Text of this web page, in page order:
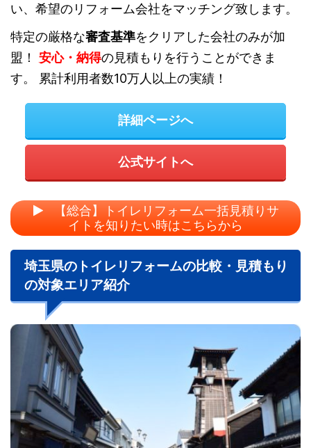
い、希望のリフォーム会社をマッチング致します。
特定の厳格な審査基準をクリアした会社のみが加
盟！ 安心・納得の見積もりを行うことができま
す。 累計利用者数10万人以上の実績！
詳細ページへ
公式サイトへ
【総合】トイレリフォーム一括見積りサ
イトを知りたい時はこちらから
埼玉県のトイレリフォームの比較・見積もり
の対象エリア紹介